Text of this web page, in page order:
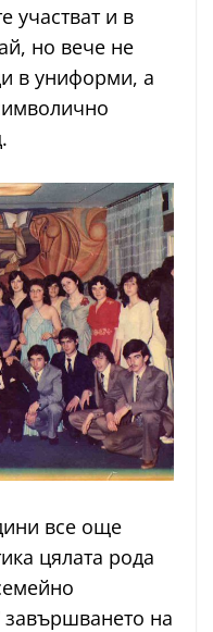
участват и в
но вече не
в униформи, а
все още
цялата рода
завършването на